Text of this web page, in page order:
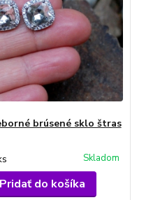
brúsené sklo štras
Skladom
Pridať do košíka